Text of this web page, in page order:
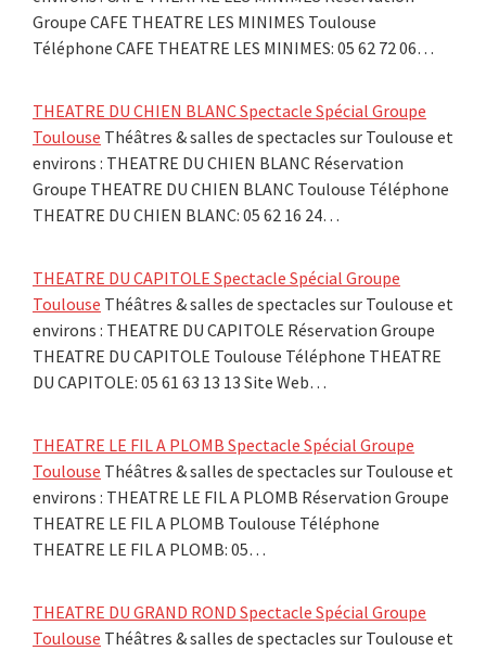
Groupe CAFE THEATRE LES MINIMES Toulouse
Téléphone CAFE THEATRE LES MINIMES: 05 62 72 06…
THEATRE DU CHIEN BLANC Spectacle Spécial Groupe
Toulouse Théâtres & salles de spectacles sur Toulouse et
environs : THEATRE DU CHIEN BLANC Réservation
Groupe THEATRE DU CHIEN BLANC Toulouse Téléphone
THEATRE DU CHIEN BLANC: 05 62 16 24…
THEATRE DU CAPITOLE Spectacle Spécial Groupe
Toulouse Théâtres & salles de spectacles sur Toulouse et
environs : THEATRE DU CAPITOLE Réservation Groupe
THEATRE DU CAPITOLE Toulouse Téléphone THEATRE
DU CAPITOLE: 05 61 63 13 13 Site Web…
THEATRE LE FIL A PLOMB Spectacle Spécial Groupe
Toulouse Théâtres & salles de spectacles sur Toulouse et
environs : THEATRE LE FIL A PLOMB Réservation Groupe
THEATRE LE FIL A PLOMB Toulouse Téléphone
THEATRE LE FIL A PLOMB: 05…
THEATRE DU GRAND ROND Spectacle Spécial Groupe
Toulouse Théâtres & salles de spectacles sur Toulouse et